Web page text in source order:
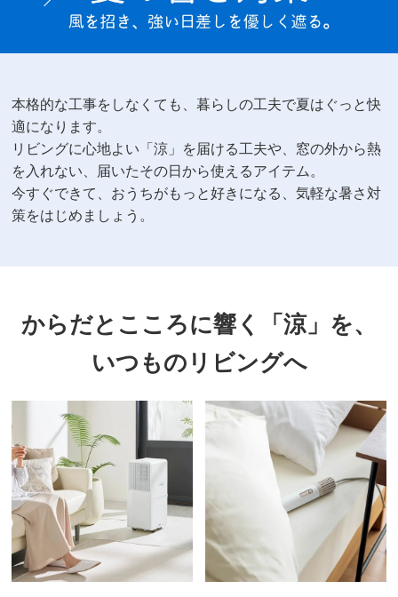
本格的な工事をしなくても、暮らしの工夫で夏はぐっと快
適になります。
リビングに心地よい「涼」を届ける工夫や、 窓の外から熱
を入れない、届いたその日から使えるアイテム。
今すぐできて、おうちがもっと好きになる、気軽な暑さ対
策をはじめましょう。
からだとこころに響く「涼」を、
いつものリビングへ